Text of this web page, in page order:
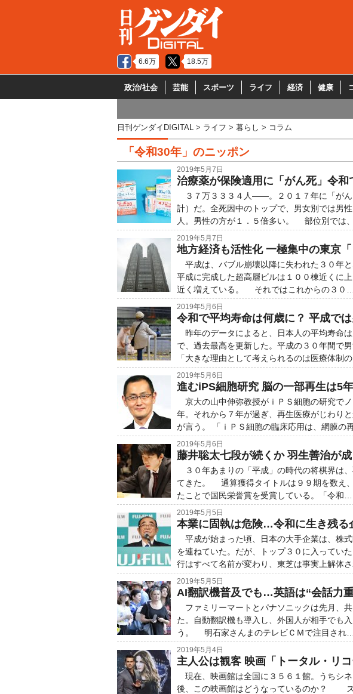
6.6万 18.5万
政治/社会 芸能 スポーツ ライフ 経済 健康
日刊ゲンダイDIGITAL ライフ 暮らし コラム
「令和30年」のニッポン
2019年5月7日
治療薬が保険適用に「がん死」令
３７万３３３４人――。２０１７年に「がん
計）だ。全死因中のトップで、男女別では男
人。男性の方が１．５倍多い。 部位別では
2019年5月7日
地方経済も活性化 一極集中の東京
平成は、バブル崩壊以降に失われた３０年
平成に完成した超高層ビルは１００棟近くに
近く増えている。 それではこれからの３０…
2019年5月6日
令和で平均寿命は何歳に？ 平成で
昨年のデータによると、日本人の平均寿命
で、過去最高を更新した。平成の３０年間で
「大きな理由として考えられるのは医療体制の
2019年5月6日
進むiPS細胞研究 脳の一部再生は5
京大の山中伸弥教授がｉＰＳ細胞の研究で
年。それから７年が過ぎ、再生医療がじわり
が言う。 「ｉＰＳ細胞の臨床応用は、網膜の
2019年5月6日
藤井聡太七段が続くか 羽生善治が
３０年あまりの「平成」の時代の将棋界は
てきた。 通算獲得タイトルは９９期を数え
たことで国民栄誉賞を受賞している。「令和…
2019年5月5日
本業に固執は危険…令和に生き残る
平成が始まった頃、日本の大手企業は、株
を連ねていた。だが、トップ３０に入ってい
行はすべて名前が変わり、東芝は事実上解体
2019年5月5日
AI翻訳機普及でも…英語は“会話力
ファミリーマートとパナソニックは先月、
た。自動翻訳機も導入し、外国人が相手でも
う。 明石家さんまのテレビＣＭで注目され…
2019年5月4日
主人公は観客 映画「トータル・リ
現在、映画館は全国に３５６１館。うちシ
後、この映画館はどうなっているのか？ ス